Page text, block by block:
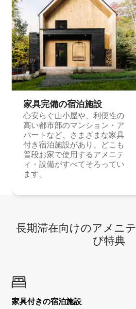
家具完備の宿⁠泊⁠施⁠設
心安らぐ山小屋や、利便性の
高い都市部のマンション・ア
パートなど、さまざまな家具
付き宿泊施設があり、どこも
普段お家で使用するアメニテ
ィ・設備がすべてそろってい
ます。
長期滞在向け⁠のア⁠メ⁠ニ⁠
び特⁠典
家具付き⁠の宿⁠泊⁠施⁠設